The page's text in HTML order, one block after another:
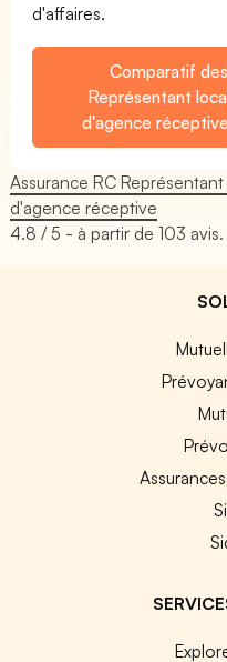
d'affaires.
Comparatif
Représentant
d'agence
Assurance RC
d'agence réceptive
4.8 / 5 - à partir de103 avis.